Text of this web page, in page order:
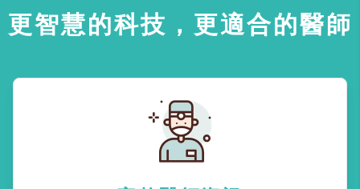
更智慧的科技，更適合的醫師